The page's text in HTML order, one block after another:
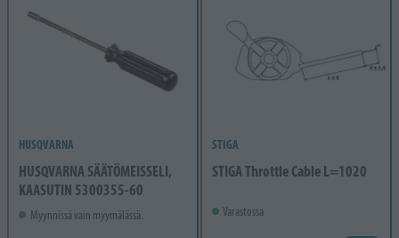
HUSQVARNA
HUSQVARNA SÄÄTÖMEISSELI,
KAASUTIN 5300355-60
Myynnissä vain myymälässä.
STIGA
STIGA Throttle Cable L=1020
Varastossa